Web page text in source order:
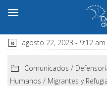
agosto 22, 2023 - 9:12 am
Comunicados /
Humanos / Migrantes y